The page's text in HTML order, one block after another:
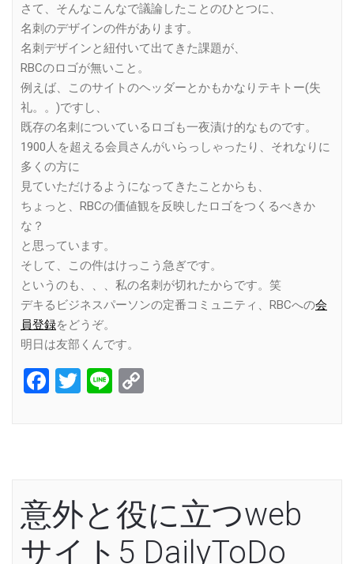
さて、そんなこんなで議論したことのひとつに、
名刺のデザインの件があります。
名刺デザインと紐付いて出てきた課題が、
RBCのロゴが無いこと。
例えば、このサイトのヘッダーとかもかなりテキトー(失
礼。。)ですし、
既存の名刺についているロゴも一夜漬け的なものです。
1900人を超える会員さんがいらっしゃったり、それなりに
多くの方に
見ていただけるようになってきたことからも、
ちょっと、RBCの価値観を反映したロゴをつくるべきか
な？
と思っています。
そして、この件はけっこう急ぎです。
というのも、、、私の名刺が切れたからです。笑
デキるビジネスパーソンの定番コミュニティ、RBCへの会
員登録をどうぞ。
明日は友部くんです。
Facebook
Twitter
Line
意外と役に立つweb
サイト5 DailyToDo